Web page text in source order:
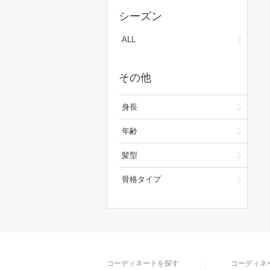
バッグ
ベースメイク
財布/小物
シーズン
ALL
その他
身長
年齢
髪型
骨格タイプ
コーディネートを探す コーディネ